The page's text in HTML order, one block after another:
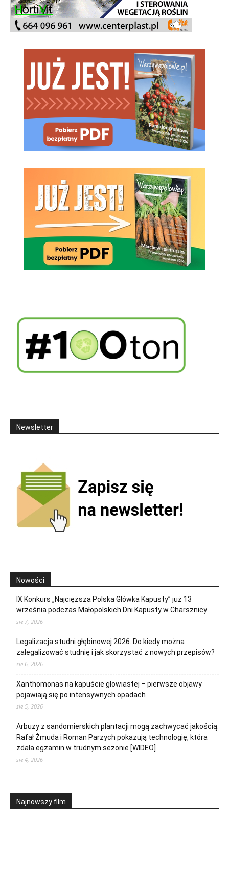
Newsletter
Nowości
IX Konkurs „Najcięższa Polska Główka Kapusty” już 13
września podczas Małopolskich Dni Kapusty w Charsznicy
sie 7, 2026
Legalizacja studni głębinowej 2026. Do kiedy można
zalegalizować studnię i jak skorzystać z nowych przepisów?
sie 6, 2026
Xanthomonas na kapuście głowiastej – pierwsze objawy
pojawiają się po intensywnych opadach
sie 5, 2026
Arbuzy z sandomierskich plantacji mogą zachwycać jakością.
Rafał Żmuda i Roman Parzych pokazują technologię, która
zdała egzamin w trudnym sezonie [WIDEO]
sie 4, 2026
Najnowszy film